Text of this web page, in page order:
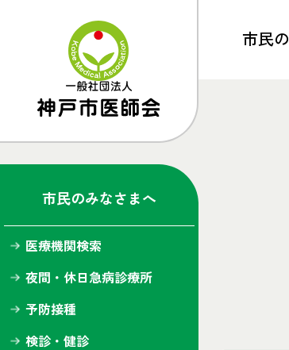
市民の
市民のみなさまへ
医療機関検索
夜間・休日急病診療所
予防接種
検診・健診